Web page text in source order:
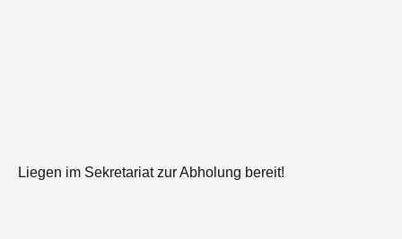
Liegen im Sekretariat zur Abholung bereit!